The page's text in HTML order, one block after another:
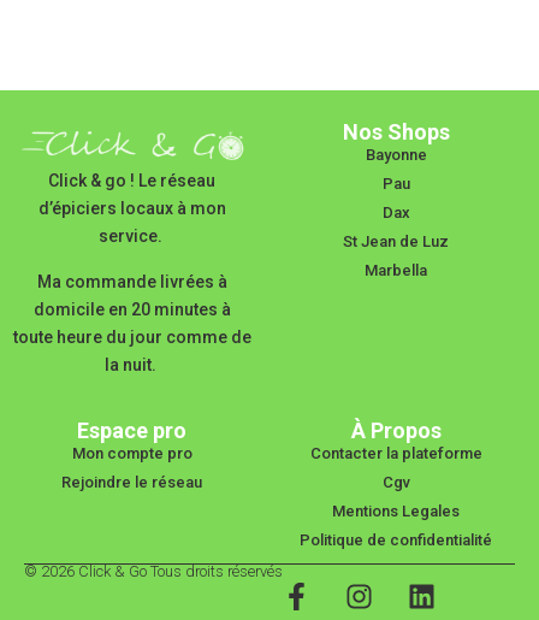
Click & go ! Le réseau
d’épiciers locaux à mon
service.
Ma commande livrées à
domicile en 20 minutes à
toute heure du jour comme de
la nuit.
Nos Shops
Bayonne
Pau
Dax
St Jean de Luz
Marbella
Espace pro
Mon compte pro
Rejoindre le réseau
À Propos
Contacter la plateforme
Cgv
Mentions Legales
Politique de confidentialité
© 2026 Click & Go Tous droits réservés